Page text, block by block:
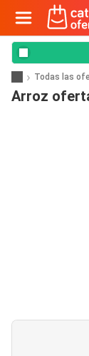
Todas las
Arroz